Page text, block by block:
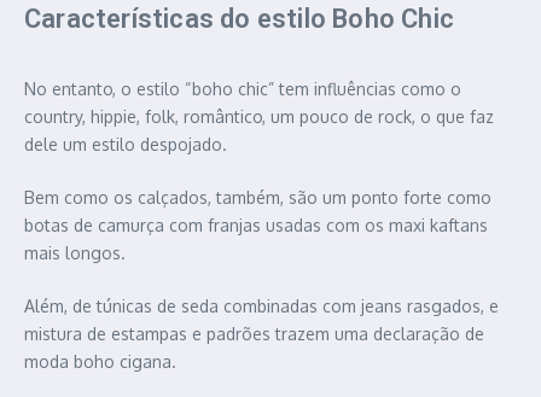
Características do estilo Boho Chic
No entanto, o estilo “boho chic” tem influências como o
country, hippie, folk, romântico, um pouco de rock, o que faz
dele um estilo despojado.
Bem como os calçados, também, são um ponto forte como
botas de camurça com franjas usadas com os maxi kaftans
mais longos.
Além, de túnicas de seda combinadas com jeans rasgados, e
mistura de estampas e padrões trazem uma declaração de
moda boho cigana.